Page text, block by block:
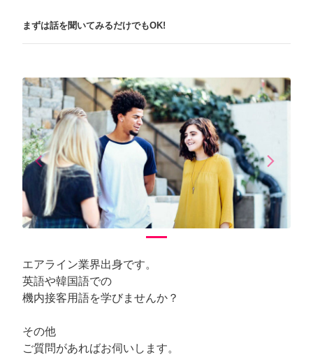
まずは話を聞いてみるだけでもOK!
arrow_back_iosPrevious arrow_forward_iosNext
エアライン業界出身です。
英語や韓国語での
機内接客用語を学びませんか？
その他
ご質問があればお伺いします。